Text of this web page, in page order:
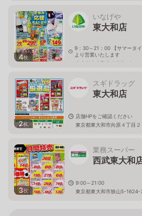
4枚
いなげや
東大和店
9：30～21：00 【サマータ
より営業いたします
東京都東大和市南街5－3－1
2枚
スギドラッグ
東大和店
店舗HPをご確認ください
東京都東大和市向原４丁目２
3枚
業務スーパー
西武東大和
9:00～21:00
東京都東大和市狭山5-1624-